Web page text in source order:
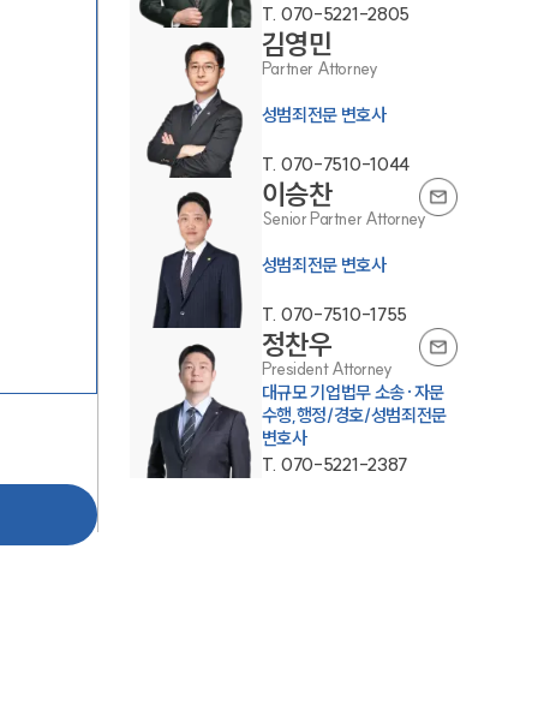
팀소개
팀소개
T. 070-5221-2805
김영민
Partner Attorney
성범죄전문 변호사
T. 070-7510-1044
이승찬
Senior Partner Attorney
성범죄전문 변호사
T. 070-7510-1755
정찬우
President Attorney
대규모 기업법무 소송·자문
수행,행정/경호/성범죄전문
변호사
T. 070-5221-2387